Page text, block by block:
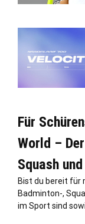
Für
World –
Squash
Bist du bereit für
Badminton-,
im Sport sind